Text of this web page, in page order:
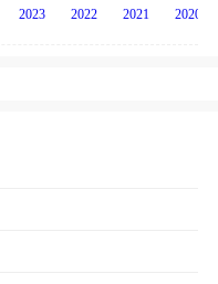
2023 2022 2021 2020